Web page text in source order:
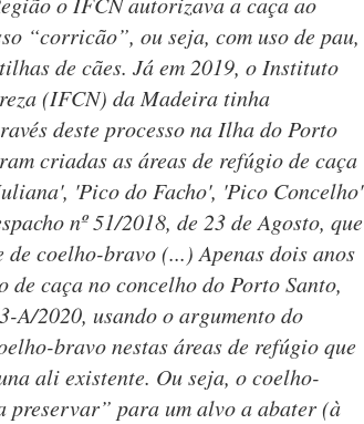
“corricão”, ou seja, com uso de pau,
de cães. Já em 2019, o Instituto
(IFCN) da Madeira tinha
deste processo na Ilha do Porto
criadas as áreas de refúgio de caça
'Pico do Facho', 'Pico Concelho'
nº 51/2018, de 23 de Agosto, que
coelho-bravo (...) Apenas dois anos
de caça no concelho do Porto Santo,
A/2020, usando o argumento do
bravo nestas áreas de refúgio que
ali existente. Ou seja, o coelho-
preservar” para um alvo a abater (à